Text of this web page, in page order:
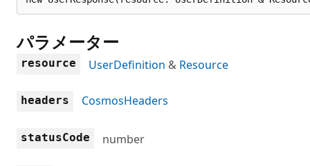
パラメーター
resource UserDefinition & Resource
headers CosmosHeaders
statusCode number